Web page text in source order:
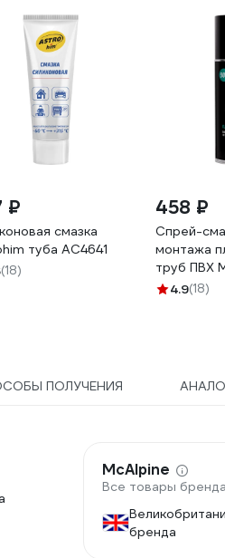
₽
смазка
туба AC4641
(18)
458 ₽
Спрей-
монтажа
труб ПВХ
4.9(18)
ПОЛУЧЕНИЯ
McAlpine
Все товары бренда
бренда